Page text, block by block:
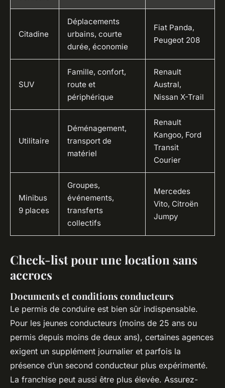
Citadine
Déplacements
urbains, courte
durée, économie
Fiat Panda,
Peugeot 208
SUV
Famille, confort,
route et
périphérique
Renault
Austral,
Nissan X-Trail
Utilitaire
Déménagement,
transport de
matériel
Renault
Kangoo, Ford
Transit
Courier
Minibus
9 places
Groupes,
événements,
transferts
collectifs
Mercedes
Vito, Citroën
Jumpy
Check-list pour une location sans
accrocs
Documents et conditions conducteurs
Le permis de conduire est bien sûr indispensable.
Pour les jeunes conducteurs (moins de 25 ans ou
permis depuis moins de deux ans), certaines agences
exigent un supplément journalier et parfois la
présence d’un second conducteur plus expérimenté.
La franchise peut aussi être plus élevée. Assurez-